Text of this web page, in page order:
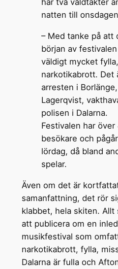
har två våldtäkter
natten till
– Med tanke på att
början av
väldigt mycket
narkotikabrott. Det
arresten i
Lagerqvist,
polisen i Dalarna.
Festivalen har
besökare och
lördag, då bland
spelar.
Även om det är
samanfattning, det rör
klabbet, hela skiten.
att publicera om en
musikfestival som
narkotikabrott, fylla,
Dalarna är fulla och